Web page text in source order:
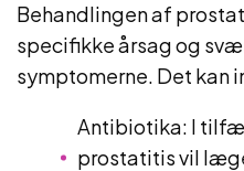
Behandlingen af
specifikke årsag og
symptomerne. Det kan
Antibiotika: I
prostatitis vil